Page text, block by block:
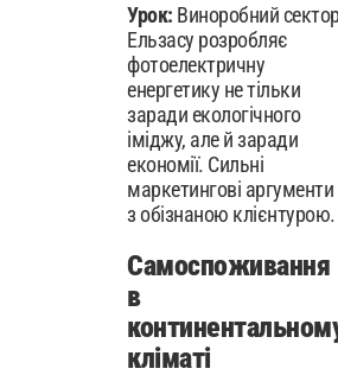
Урок: Виноробний
Ельзасу розробляє
фотоелектричну
енергетику не тільки
заради екологічного
іміджу, але й заради
економії. Сильні
маркетингові аргументи
з обізнаною клієнтурою.
Самоспоживання
в
кліматі